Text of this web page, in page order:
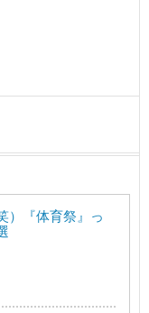
）『体育祭』っ